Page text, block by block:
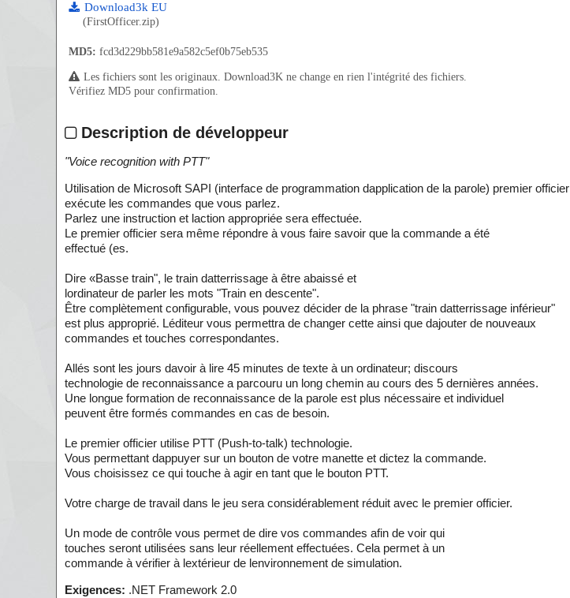
Download3k EU
(FirstOfficer.zip)
MD5: fcd3d229bb581e9a582c5ef0b75eb535
Les fichiers sont les originaux. Download3K ne change en rien l'intégrité des fichiers.
Vérifiez MD5 pour confirmation.
Description de développeur
"Voice recognition with PTT"
Utilisation de Microsoft SAPI (interface de programmation dapplication de la parole) premier officier
exécute les commandes que vous parlez.
Parlez une instruction et laction appropriée sera effectuée.
Le premier officier sera même répondre à vous faire savoir que la commande a été
effectué (es.
Dire «Basse train", le train datterrissage à être abaissé et
lordinateur de parler les mots "Train en descente".
Être complètement configurable, vous pouvez décider de la phrase "train datterrissage inférieur"
est plus approprié. Léditeur vous permettra de changer cette ainsi que dajouter de nouveaux
commandes et touches correspondantes.
Allés sont les jours davoir à lire 45 minutes de texte à un ordinateur; discours
technologie de reconnaissance a parcouru un long chemin au cours des 5 dernières années.
Une longue formation de reconnaissance de la parole est plus nécessaire et individuel
peuvent être formés commandes en cas de besoin.
Le premier officier utilise PTT (Push-to-talk) technologie.
Vous permettant dappuyer sur un bouton de votre manette et dictez la commande.
Vous choisissez ce qui touche à agir en tant que le bouton PTT.
Votre charge de travail dans le jeu sera considérablement réduit avec le premier officier.
Un mode de contrôle vous permet de dire vos commandes afin de voir qui
touches seront utilisées sans leur réellement effectuées. Cela permet à un
commande à vérifier à lextérieur de lenvironnement de simulation.
Exigences: .NET Framework 2.0